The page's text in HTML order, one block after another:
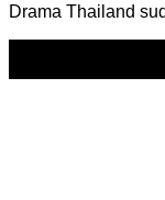
Drama Thailand